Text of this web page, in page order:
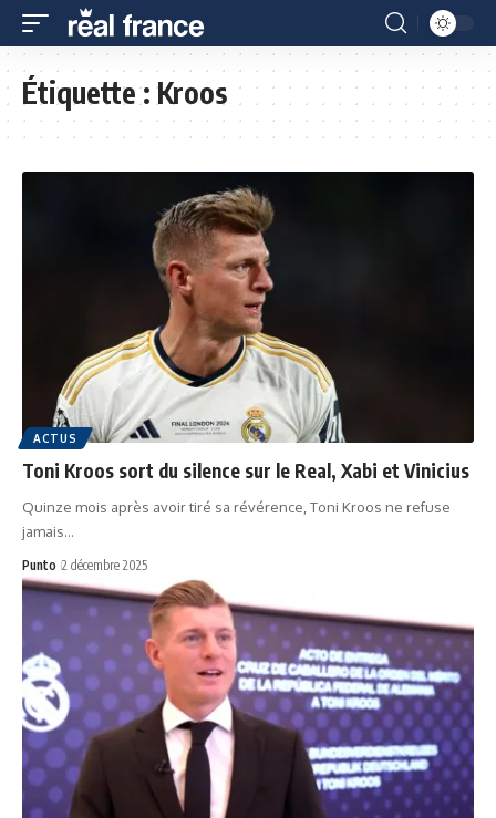
Étiquette :Kroos
ACTUS
Toni Kroos sort du silence sur le Real, Xabi et Vinicius
Quinze mois après avoir tiré sa révérence, Toni Kroos ne refuse
jamais…
Punto 2 décembre 2025